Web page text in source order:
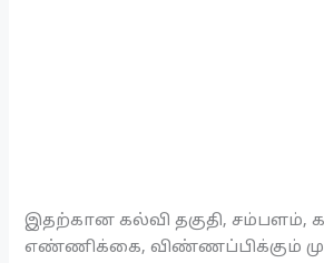
இதற்கான கல்வி தகுதி, சம்பளம்,
எண்ணிக்கை, விண்ணப்பிக்கும்